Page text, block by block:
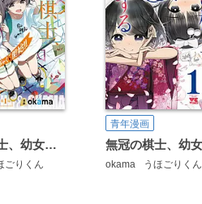
無冠の棋士、幼女に転生する(話売り)
ごりくん
青年漫画
okama うほごりくん